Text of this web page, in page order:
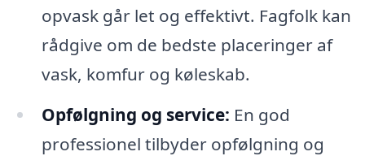
opvask går let og effektivt. Fagfolk kan
rådgive om de bedste placeringer af
vask, komfur og køleskab.
Opfølgning og service: En god
professionel tilbyder opfølgning og